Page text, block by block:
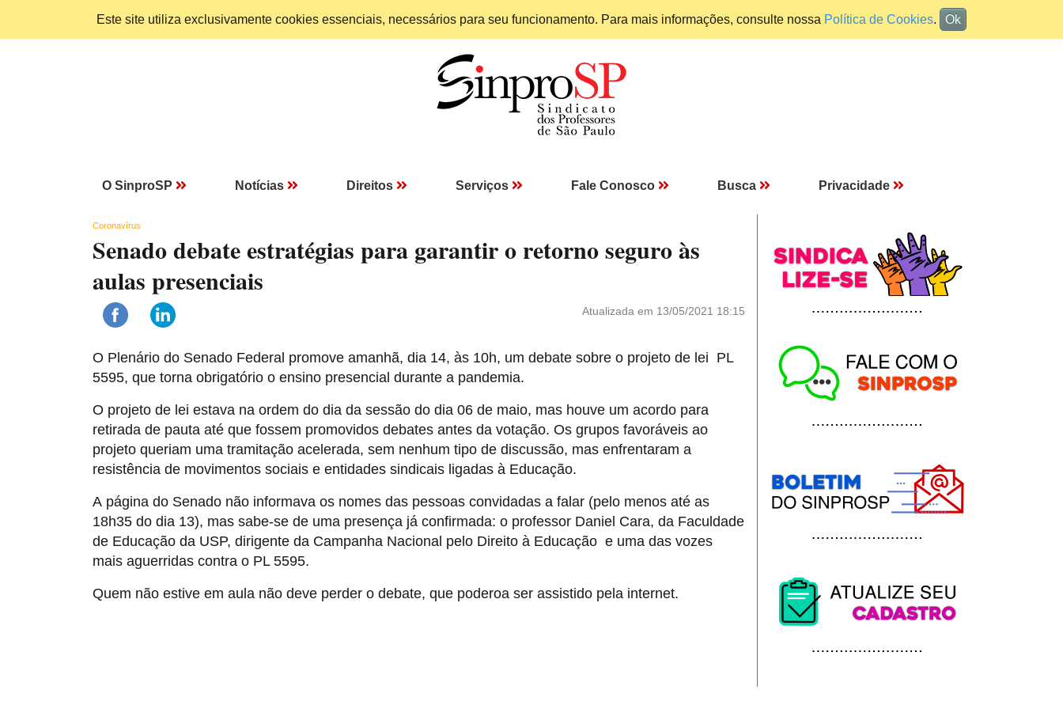
Este site utiliza exclusivamente cookies essenciais, necessários para seu funcionamento. Para mais informações, consulte nossa Política de Cookies. Ok
O SinproSP Notícias Direitos Serviços Fale Conosco Busca Privacidade
Coronavírus
Senado debate estratégias para garantir o retorno seguro às
aulas presenciais
Atualizada em 13/05/2021 18:15
O Plenário do Senado Federal promove amanhã, dia 14, às 10h, um debate sobre o projeto de lei PL
5595, que torna obrigatório o ensino presencial durante a pandemia.
O projeto de lei estava na ordem do dia da sessão do dia 06 de maio, mas houve um acordo para
retirada de pauta até que fossem promovidos debates antes da votação. Os grupos favoráveis ao
projeto queriam uma tramitação acelerada, sem nenhum tipo de discussão, mas enfrentaram a
resistência de movimentos sociais e entidades sindicais ligadas à Educação.
A página do Senado não informava os nomes das pessoas convidadas a falar (pelo menos até as
18h35 do dia 13), mas sabe-se de uma presença já confirmada: o professor Daniel Cara, da Faculdade
de Educação da USP, dirigente da Campanha Nacional pelo Direito à Educação e uma das vozes
mais aguerridas contra o PL 5595.
Quem não estive em aula não deve perder o debate, que poderoa ser assistido pela internet.